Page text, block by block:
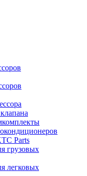
Parts
грузовых
легковых